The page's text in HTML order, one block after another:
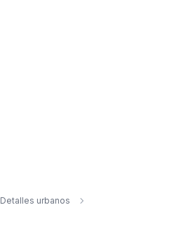
Detalles urbanos